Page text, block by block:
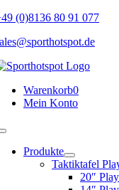
Skip
content
(0)8136 80 91 077
Warenkorb0
Mein Konto
Toggle
NavigationProdukte
Taktiktafel
20″